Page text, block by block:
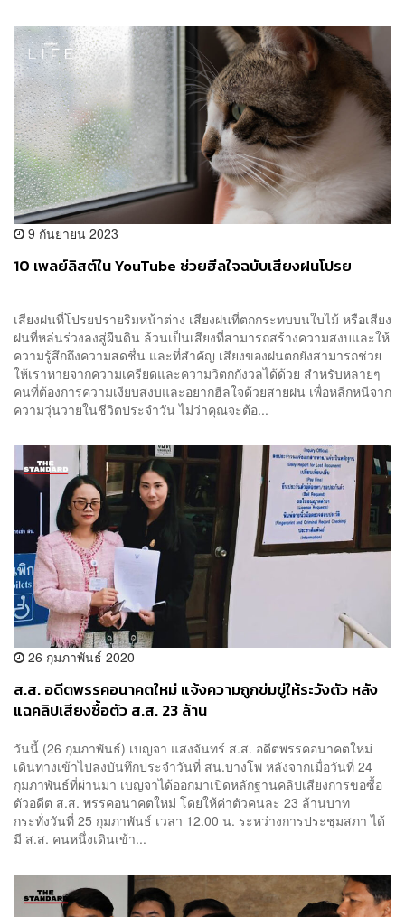
9 กันยายน 2023
10 เพลย์ลิสต์ใน YouTube ช่วยฮีลใจฉบับเสียงฝนโปรย
เสียงฝนที่โปรยปรายริมหน้าต่าง เสียงฝนที่ตกกระทบบนใบไม้ หรือเสียง
ฝนที่หล่นร่วงลงสู่ผืนดิน ล้วนเป็นเสียงที่สามารถสร้างความสงบและให้
ความรู้สึกถึงความสดชื่น และที่สำคัญ เสียงของฝนตกยังสามารถช่วย
ให้เราหายจากความเครียดและความวิตกกังวลได้ด้วย สำหรับหลายๆ
คนที่ต้องการความเงียบสงบและอยากฮีลใจด้วยสายฝน เพื่อหลีกหนีจาก
ความวุ่นวายในชีวิตประจำวัน ไม่ว่าคุณจะต้อ...
26 กุมภาพันธ์ 2020
ส.ส. อดีตพรรคอนาคตใหม่ แจ้งความถูกข่มขู่ให้ระวังตัว หลัง
แฉคลิปเสียงซื้อตัว ส.ส. 23 ล้าน
วันนี้ (26 กุมภาพันธ์) เบญจา แสงจันทร์ ส.ส. อดีตพรรคอนาคตใหม่
เดินทางเข้าไปลงบันทึกประจำวันที่ สน.บางโพ หลังจากเมื่อวันที่ 24
กุมภาพันธ์ที่ผ่านมา เบญจาได้ออกมาเปิดหลักฐานคลิปเสียงการขอซื้อ
ตัวอดีต ส.ส. พรรคอนาคตใหม่ โดยให้ค่าตัวคนละ 23 ล้านบาท
กระทั่งวันที่ 25 กุมภาพันธ์ เวลา 12.00 น. ระหว่างการประชุมสภา ได้
มี ส.ส. คนหนึ่งเดินเข้า...